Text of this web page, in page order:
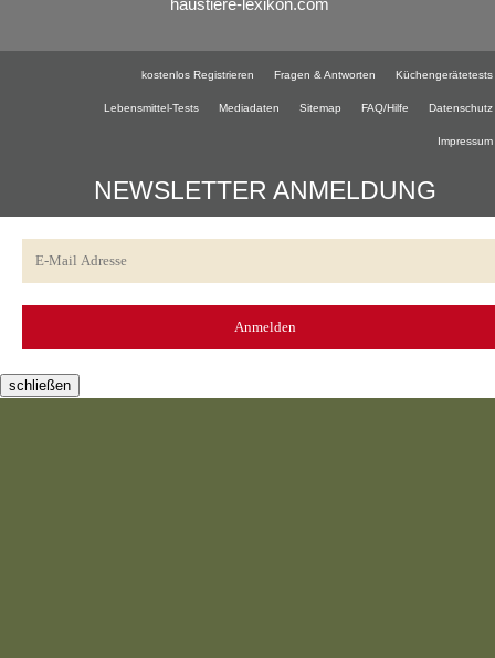
haustiere-lexikon.com
kostenlos Registrieren Fragen & Antworten Küchengerätetests
Lebensmittel-Tests Mediadaten Sitemap FAQ/Hilfe Datenschutz
Impressum
NEWSLETTER ANMELDUNG
schließen